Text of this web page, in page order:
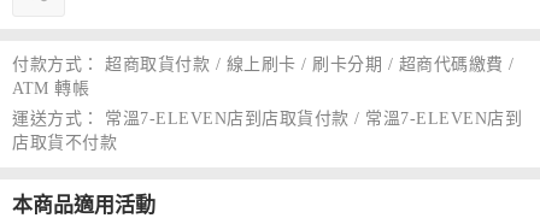
付款方式：
超商取貨付款 / 線上刷卡 / 刷卡分期 / 超商代碼繳費 /
ATM 轉帳
運送方式：
常溫7-ELEVEN店到店取貨付款 / 常溫7-ELEVEN店到
店取貨不付款
本商品適用活動